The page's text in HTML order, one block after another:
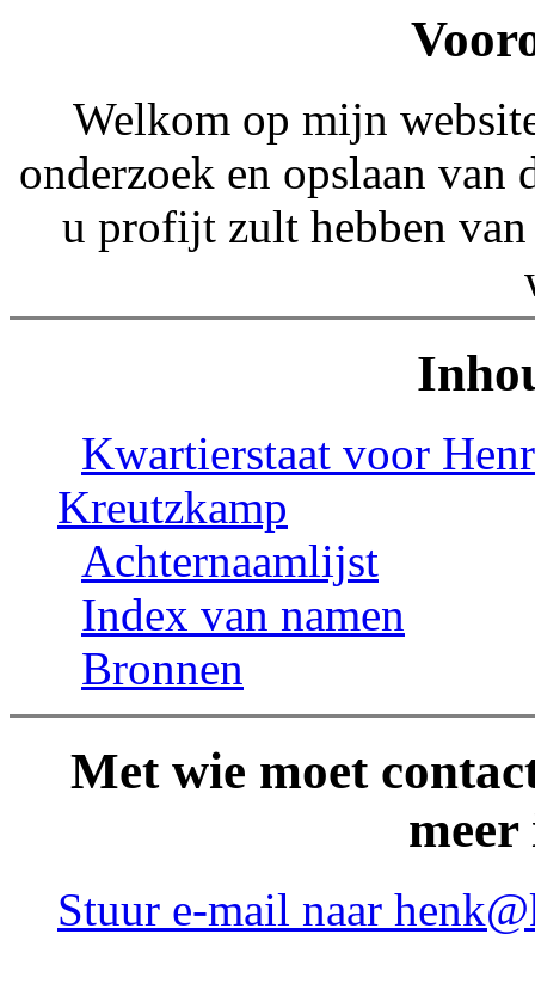
Welkom op mijn
onderzoek en opslaan
u profijt zult hebben
Kwartierstaat voor
Kreutzkamp
Achternaamlijst
Index van namen
Bronnen
Met wie moet
Stuur e-mail naar